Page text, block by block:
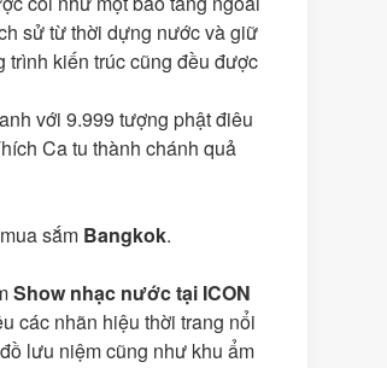
sử từ thời dựng nước và giữ
trình kiến trúc cũng đều được
với 9.999 tượng phật điêu
Ca tu thành chánh quả
sắm Bangkok.
Show nhạc nước tại ICON
các nhãn hiệu thời trang nổi
lưu niệm cũng như khu ẩm